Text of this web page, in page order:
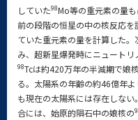
していた98Mo等の重元素の量
前の段階の恒星の中の核反応
ていた重元素の量を計算した
み、超新星爆発時にニュートリ
98Tcは約420万年の半減期で娘
る。太陽系の年齢の約46億年
も現在の太陽系には存在しな
合には、始原的隕石中の娘核の